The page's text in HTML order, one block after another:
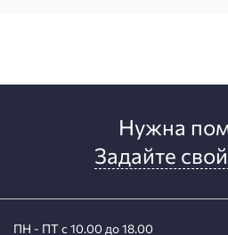
Нужна
Задайте
ПН - ПТ с 10.00 до 18.00